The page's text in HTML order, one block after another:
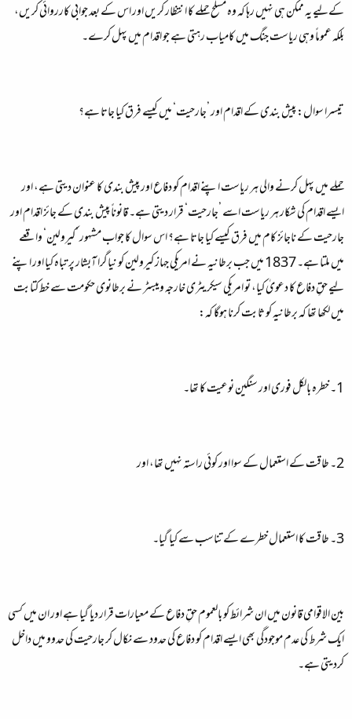
کےلیے یہ ممکن ہی نہیں رہا کہ وہ مسلح حملے کا انتظار کریں اور اس کے بعد جوابی کارروائی کریں،
بلکہ عموماً وہی ریاست جنگ میں کامیاب رہتی ہے جو اقدام میں پہل کرے۔
تیسرا سوال: پیش بندی کے اقدام اور ’جارحیت‘ میں کیسے فرق کیا جاتا ہے؟
حملے میں پہل کرنے والی ہر ریاست اپنے اقدام کو دفاع اور پیش بندی کا عنوان دیتی ہے، اور
ایسے اقدام کی شکار ہر ریاست اسے ’جارحیت‘ قرار دیتی ہے۔ قانوناً پیش بندی کے جائز اقدام اور
جارحیت کے ناجائز کام میں فرق کیسے کیا جاتا ہے؟ اس سوال کا جواب مشہور ’کیرولین‘ واقعے
میں ملتا ہے۔ 1837 میں جب برطانیہ نے امریکی جہاز کیرولین کو نیاگرا آبشار پر تباہ کیا اور اپنے
لیے حقِ دفاع کا دعویٰ کیا، تو امریکی سیکریٹری خارجہ ویبسٹر نے برطانوی حکومت سے خط کتابت
میں لکھا تھا کہ برطانیہ کو ثابت کرنا ہوگا کہ:
1۔ خطرہ بالکل فوری اور سنگین نوعیت کا تھا۔
2۔ طاقت کے استعمال کے سوا اور کوئی راستہ نہیں تھا، اور
3۔ طاقت کا استعمال خطرے کے تناسب سے کیا گیا۔
بین الاقوامی قانون میں ان شرائط کو بالعموم حقِ دفاع کے معیارات قرار دیا گیا ہے اور ان میں کسی
ایک شرط کی عدم موجودگی بھی ایسے اقدام کو دفاع کی حدود سے نکال کر جارحیت کی حدوو میں داخل
کردیتی ہے۔